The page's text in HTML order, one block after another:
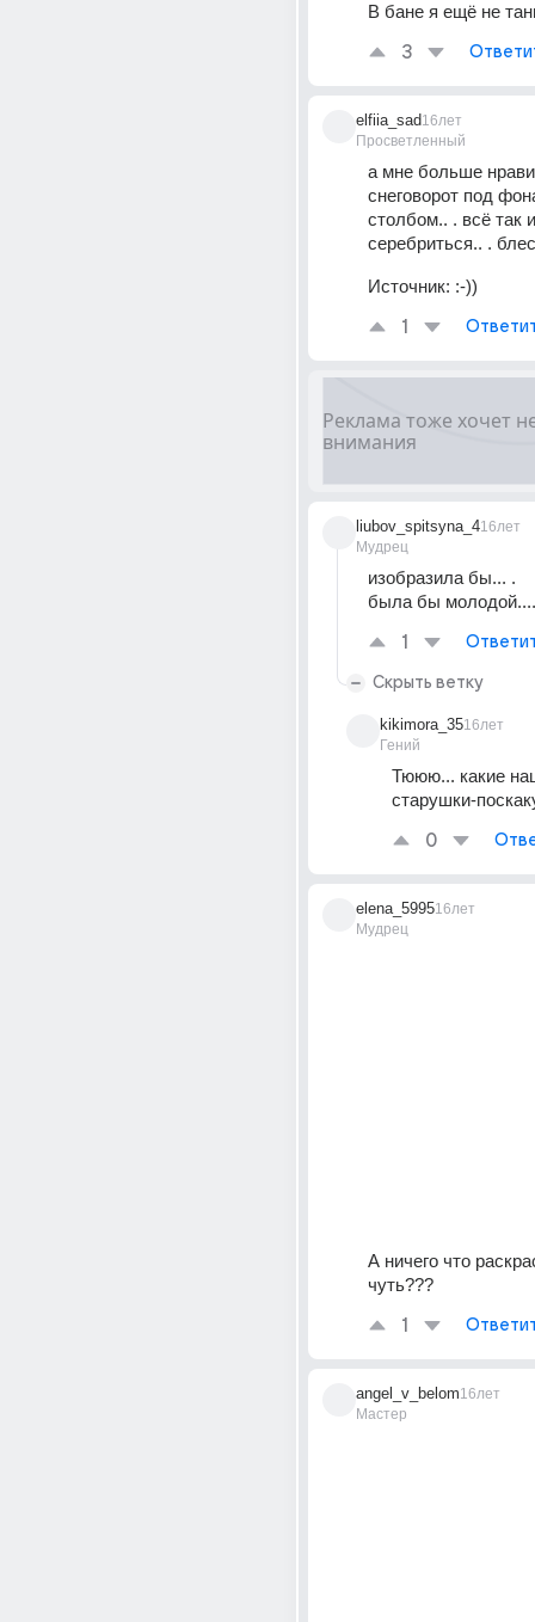
В бане я ещё не
3
elfiia_sad
Просветленный
16лет
а мне больше
снеговорот под
столбом.. . всё так
серебриться.. .
Источник: :-))
1
liubov_spitsyna_4
Мудрец
16лет
изобразила бы... .
была бы молодой....
1
Скрыть ветку
kikimora_35
Гений
16лет
Тююю... какие
старушки-
0
elena_5995
Мудрец
16лет
А ничего что
чуть???
1
angel_v_belom
Мастер
16лет